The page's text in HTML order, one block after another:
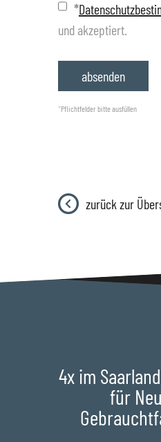
*
und akzeptiert.
*Pflichtfelder bitte ausfüllen
zurück zur
4x im
für